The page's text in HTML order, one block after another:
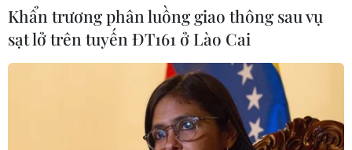
Khẩn trương phân luồng giao thông sau vụ
sạt lở trên tuyến ĐT161 ở Lào Cai